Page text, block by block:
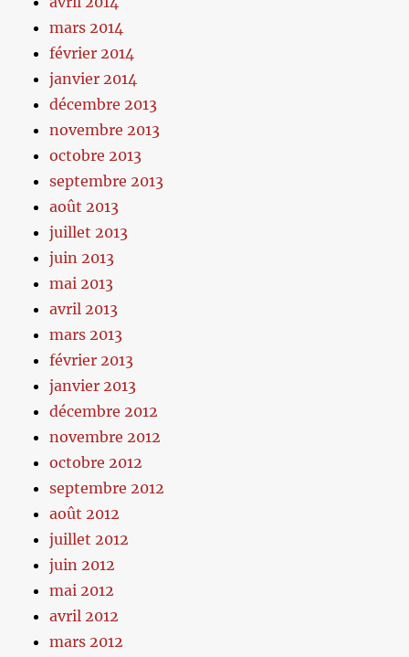
mars 2014
février 2014
janvier 2014
décembre 2013
novembre 2013
octobre 2013
septembre 2013
août 2013
juillet 2013
juin 2013
mai 2013
avril 2013
mars 2013
février 2013
janvier 2013
décembre 2012
novembre 2012
octobre 2012
septembre 2012
août 2012
juillet 2012
juin 2012
mai 2012
avril 2012
mars 2012